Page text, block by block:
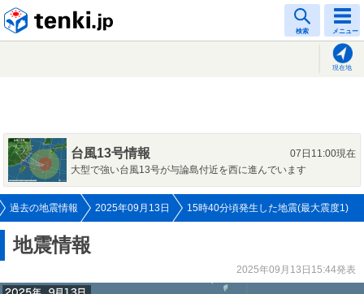
検索 メニュー
現在地
台風13号情報
07日11:00現在
大型で強い台風13号が与論島付近を西に進んでいます
過去の地震情報 2025年09月13日 15時40分頃発生した地震(最大震度1)
地震情報
2025年09月13日15:44発表